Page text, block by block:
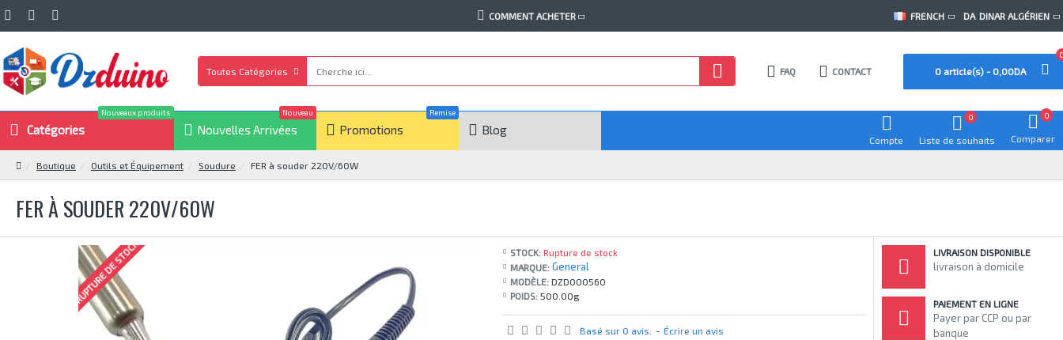
COMMENT ACHETER FRENCH DA DINAR ALGÉRIEN
Toutes Catégories FAQ CONTACT 0 article(s) - 0,00DA
Catégories
Nouveaux produits
Nouvelles Arrivées
Nouveau
Promotions
Remise
Blog
Compte Liste de souhaits
0
Comparer
0
Boutique Outils et Équipement Soudure FER à souder 220V/60W
FER À SOUDER 220V/60W
RUPTURE DE STOCK STOCK: Rupture de stock
MARQUE: General
MODÈLE: DZD000560
POIDS: 500.00g
Basé sur 0 avis. - Écrire un avis
LIVRAISON DISPONIBLE
livraison à domicile
PAIEMENT EN LIGNE
Payer par CCP ou par
banque